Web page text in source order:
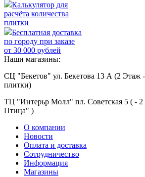
Калькулятор для
расчёта количества
плитки
Бесплатная доставка
по городу при заказе
от 30 000 рублей
Наши магазины:
СЦ "Бекетов" ул. Бекетова 13 А (2 Этаж
плитки)
ТЦ "Интерьр Молл" пл. Советская 5 ( -
Птица" )
О компании
Новости
Оплата и доставка
Сотрудничество
Информация
Магазины